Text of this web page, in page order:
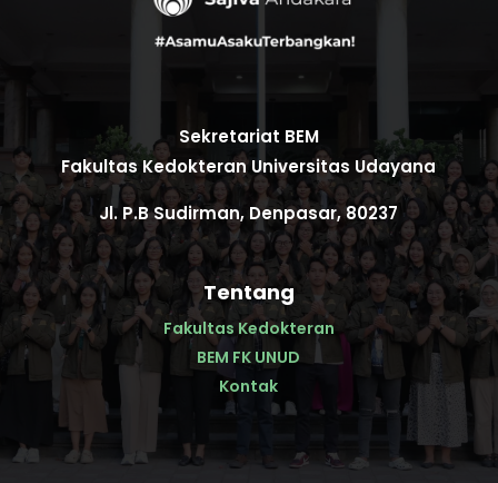
Sekretariat BEM
Fakultas Kedokteran Universitas Udayana
Jl. P.B Sudirman, Denpasar, 80237
Tentang
Fakultas Kedokteran
BEM FK UNUD
Kontak